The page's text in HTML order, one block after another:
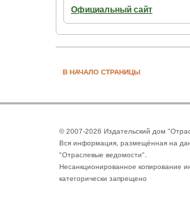
Официальный сайт
В НАЧАЛО СТРАНИЦЫ
© 2007-2026 Издательский дом
Вся информация, размещённая на
"Отраслевые ведомости".
Несанкционированное копирование
категорически запрещено